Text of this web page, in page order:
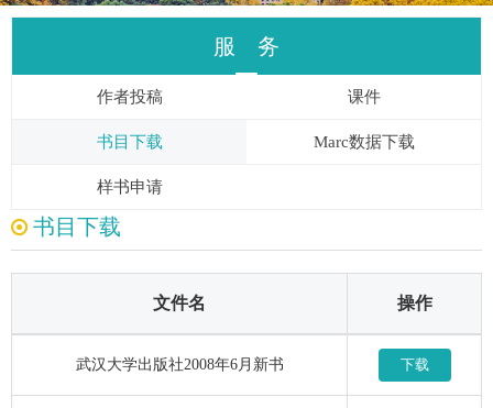
服 务
作者投稿 课件
书目下载 Marc数据下载
样书申请
书目下载
文件名 操作
武汉大学出版社2008年6月新书 下载